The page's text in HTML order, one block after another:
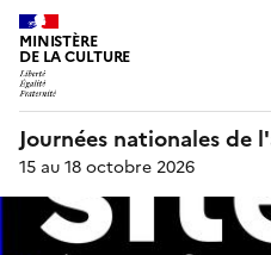
MINISTÈRE
DE LA CULTURE
Journées nationales de
15 au 18 octobre 2026